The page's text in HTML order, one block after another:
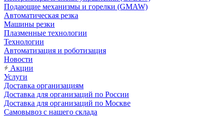
Подающие механизмы и горелки (GMAW)
Автоматическая резка
Машины резки
Плазменные технологии
Технологии
Автоматизация и роботизация
Новости
Акции
Услуги
Доставка организациям
Доставка для организаций по России
Доставка для организаций по Москве
Самовывоз с нашего склада